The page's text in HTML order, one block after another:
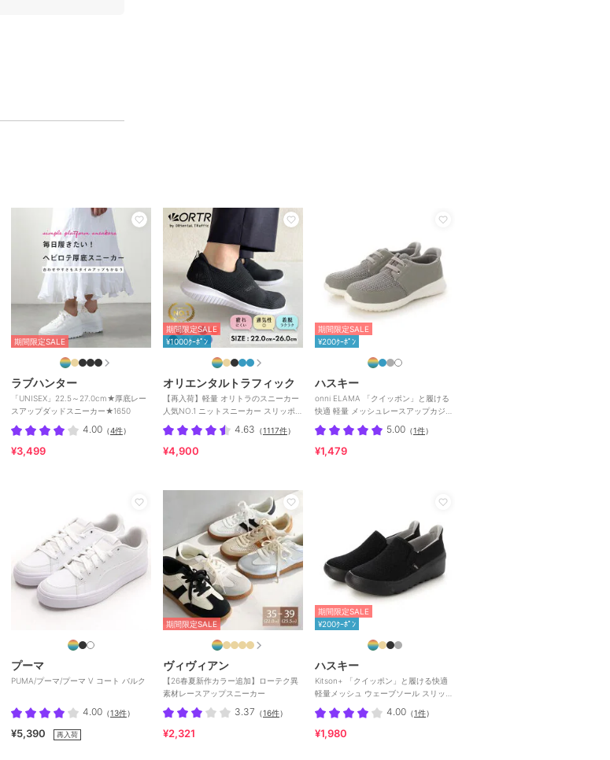
期間限定SALE
ラブハンター
「UNISEX」22.5～27.0cm★厚底レー
スアップダッドスニーカー★1650
4.00 （4件）
¥3,499
期間限定SALE
¥1000ｸｰﾎﾟﾝ
オリエンタルトラフィック
【再入荷】軽量 オリトラのスニーカー
人気NO.1 ニットスニーカー スリッポン
/3709
4.63 （1117件）
¥4,900
期間限定SALE
¥200ｸｰﾎﾟﾝ
ハスキー
onni ELAMA 「クイッポン」と履ける
快適 軽量 メッシュレースアップカジュ
アルスニーカー
5.00 （1件）
¥1,479
プーマ
PUMA/プーマ/プーマ V コート バルク
4.00 （13件）
¥5,390 再入荷
期間限定SALE
ヴィヴィアン
【26春夏新作カラー追加】ローテク異
素材レースアップスニーカー
3.37 （16件）
¥2,321
期間限定SALE
¥200ｸｰﾎﾟﾝ
ハスキー
Kitson+ 「クイッポン」と履ける快適
軽量メッシュ ウェーブソール スリッポ
ン スニーカー
4.00 （1件）
¥1,980